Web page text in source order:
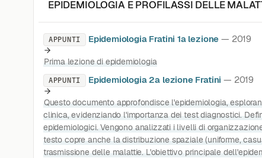
EPIDEMIOLOGIA E PROFILASSI DELLE
APPUNTI Epidemiologia Fratini 1a lezione — 2019
Prima lezione di epidemiologia
APPUNTI Epidemiologia 2a lezione Fratini — 2019
Questo documento approfondisce l'epidemiologia,
clinica, evidenziando l'importanza dei test diagnostici.
epidemiologici. Vengono analizzati i livelli di
testo copre anche la distribuzione spaziale (uniforme,
trasmissione delle malattie. L'obiettivo principale